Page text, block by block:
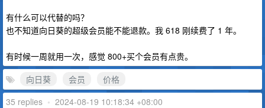
有什么可以代替的吗？
也不知道向日葵的超级会员能不能退款。我 618 刚续费了 1 年。
有时候一周就用一次，感觉 800+买个会员有点贵。
向日葵
会员
价格
35 replies • 2024-08-19 10:18:34 +08:00